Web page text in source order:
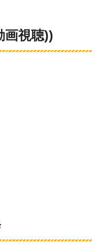
画視聴))